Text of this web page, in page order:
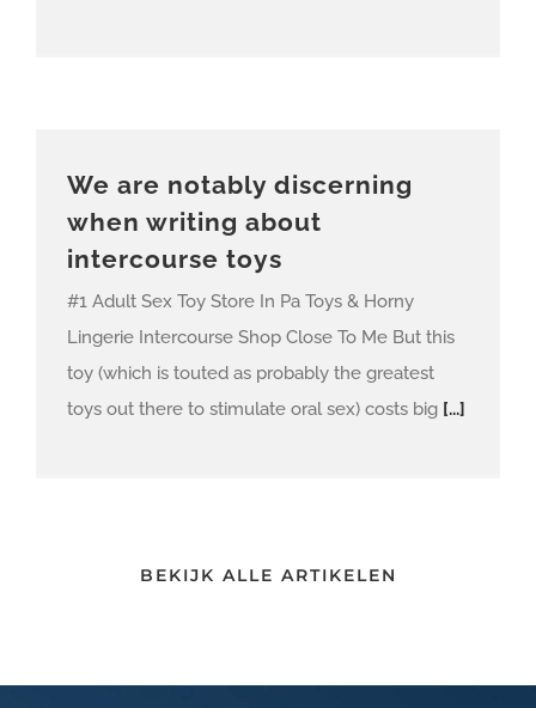
We are notably discerning
when writing about
intercourse toys
#1 Adult Sex Toy Store In Pa Toys & Horny
Lingerie Intercourse Shop Close To Me But this
toy (which is touted as probably the greatest
toys out there to stimulate oral sex) costs big [...]
BEKIJK ALLE ARTIKELEN